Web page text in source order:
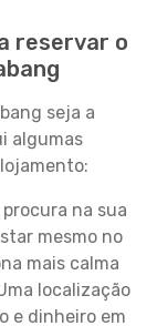
reservar o
seja a
algumas
procura na sua
mesmo no
mais calma
localização
e dinheiro em